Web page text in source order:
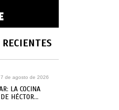
de agosto de 2026
LA COCINA
HÉCTOR